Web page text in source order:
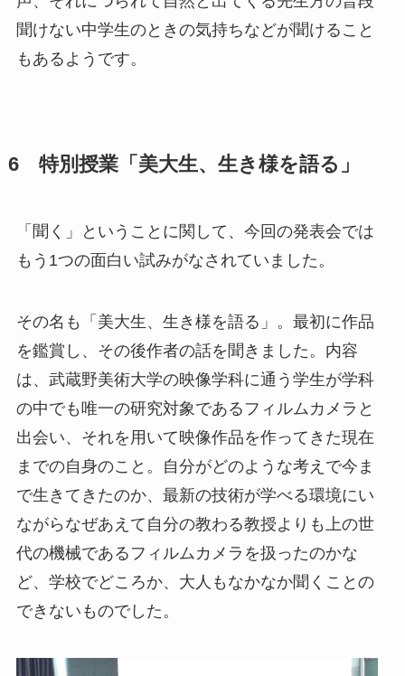
聞けない中学生のときの気持ちなどが聞けること
もあるようです。
6 特別授業「美大生、生き様を語る」
「聞く」ということに関して、今回の発表会では
もう1つの面白い試みがなされていました。
その名も「美大生、生き様を語る」。最初に作品
を鑑賞し、その後作者の話を聞きました。内容
は、武蔵野美術大学の映像学科に通う学生が学科
の中でも唯一の研究対象であるフィルムカメラと
出会い、それを用いて映像作品を作ってきた現在
までの自身のこと。自分がどのような考えで今ま
で生きてきたのか、最新の技術が学べる環境にい
ながらなぜあえて自分の教わる教授よりも上の世
代の機械であるフィルムカメラを扱ったのかな
ど、学校でどころか、大人もなかなか聞くことの
できないものでした。